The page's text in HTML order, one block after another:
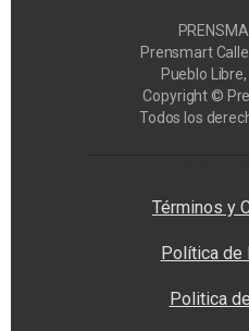
Prensmart
Pueblo
Copyright ©
Todos los
Términos y
Política de
Politica